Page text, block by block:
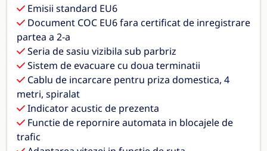
Emisii standard EU6
Document COC EU6 fara certificat de inregistrare
partea a 2-a
Seria de sasiu vizibila sub parbriz
Sistem de evacuare cu doua terminatii
Cablu de incarcare pentru priza domestica, 4
metri, spiralat
Indicator acustic de prezenta
Functie de repornire automata in blocajele de
trafic